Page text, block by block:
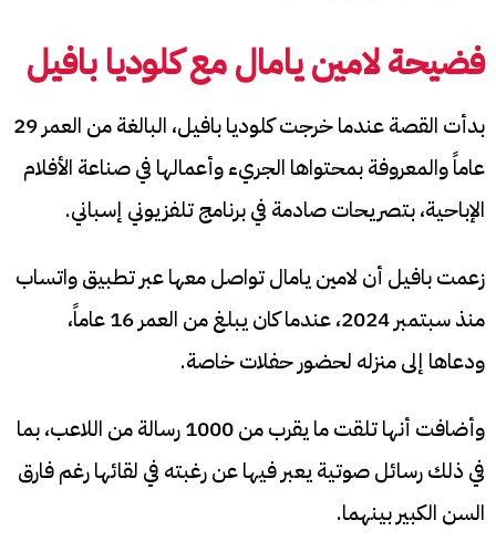
فضيحة لامين يامال مع كلوديا بافيل
بدأت القصة عندما خرجت كلوديا بافيل، البالغة من العمر 29
عاماً والمعروفة بمحتواها الجريء وأعمالها في صناعة الأفلام
الإباحية، بتصريحات صادمة في برنامج تلفزيوني إسباني.
زعمت بافيل أن لامين يامال تواصل معها عبر تطبيق واتساب
منذ سبتمبر 2024، عندما كان يبلغ من العمر 16 عاماً،
ودعاها إلى منزله لحضور حفلات خاصة.
وأضافت أنها تلقت ما يقرب من 1000 رسالة من اللاعب، بما
في ذلك رسائل صوتية يعبر فيها عن رغبته في لقائها رغم فارق
السن الكبير بينهما.